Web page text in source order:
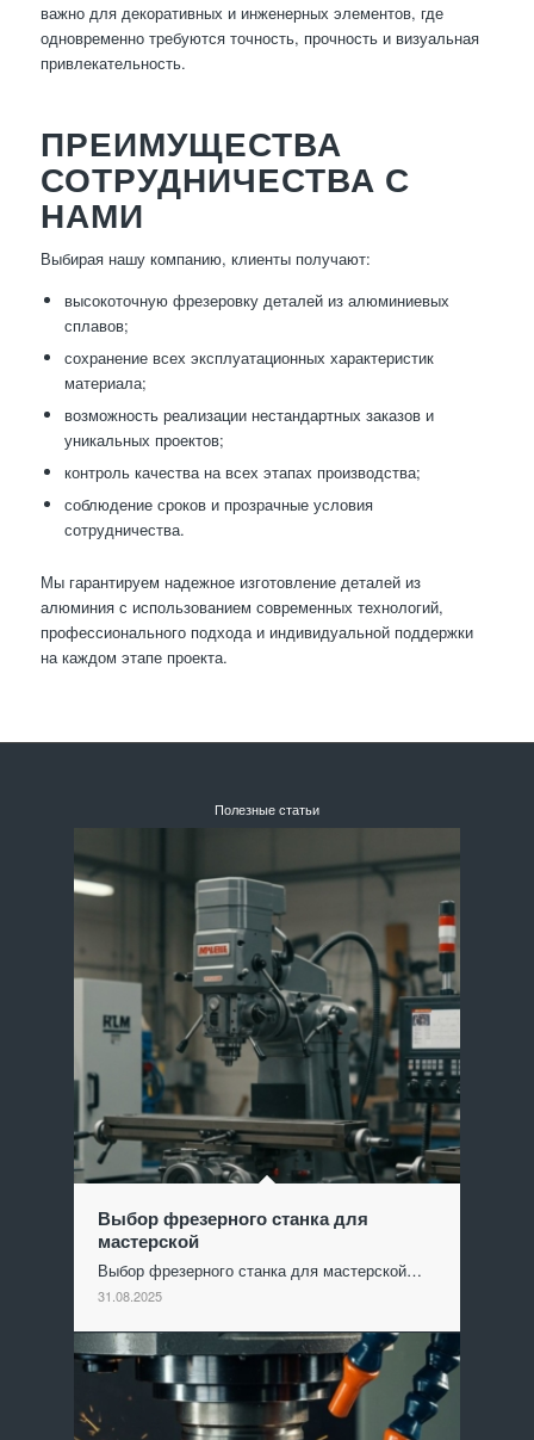
важно для декоративных и инженерных элементов, где
одновременно требуются точность, прочность и визуальная
привлекательность.
ПРЕИМУЩЕСТВА
СОТРУДНИЧЕСТВА С
НАМИ
Выбирая нашу компанию, клиенты получают:
высокоточную фрезеровку деталей из алюминиевых
сплавов;
сохранение всех эксплуатационных характеристик
материала;
возможность реализации нестандартных заказов и
уникальных проектов;
контроль качества на всех этапах производства;
соблюдение сроков и прозрачные условия
сотрудничества.
Мы гарантируем надежное изготовление деталей из
алюминия с использованием современных технологий,
профессионального подхода и индивидуальной поддержки
на каждом этапе проекта.
Полезные статьи
Выбор фрезерного станка для
мастерской
Выбор фрезерного станка для мастерской…
31.08.2025